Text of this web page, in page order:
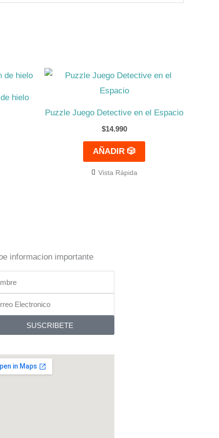
hielo
Puzzle Juego Detective en el Espacio
$14.990
AÑADIR 🎲
Vista Rápida
informacion importante
SUSCRIBETE